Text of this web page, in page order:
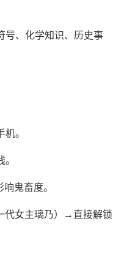
号、化学知识、历史事
。
鬼畜度。
代女主璃乃）→直接解锁